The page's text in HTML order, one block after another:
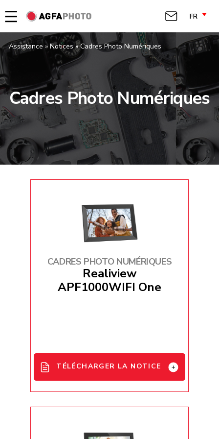
FR
Assistance » Notices » Cadres Photo Numériques
Cadres Photo Numériques
CADRES PHOTO NUMÉRIQUES
Realiview
APF1000WIFI One
TÉLÉCHARGER LA NOTICE
FIONE
Frame_APF1000 WIFI